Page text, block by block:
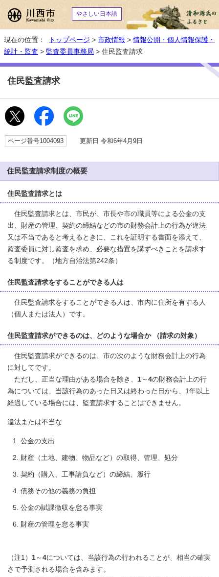
やさしい日本語
現在の位置： トップページ > 市政情報 >情報公開・個人情報保護・
統計・監査 > 監査委員事務局 > 住民監査請求
住民監査請求
ページ番号1004093 更新日 令和6年4月9日
住民監査請求制度の概要
住民監査請求とは
住民監査請求とは、市民が、市長や市の職員等による公金の支
出、財産の管理、契約の締結などの市の財務会計上の行為が違法
又は不当であると考えるときに、これを証明する書面を添えて、
監査委員に対し監査を求め、必要な措置を講ずべきことを請求す
る制度です。（地方自治法第242条）
住民監査請求をすることができる人は
住民監査請求をすることができる人は、市内に住所を有する人
（個人または法人）です。
住民監査請求ができるのは、どのような場合か （請求の対象）
住民監査請求ができるのは、市の次のような財務会計上の行為
に対してです。
ただし、正当な理由がある場合を除き、 1 ～ 4の財務会計上の行
為については、当該行為のあった日又は終わった日から、1年以上
経過している場合には、監査請求することはできません。
違法または不当な
公金の支出
財産（土地、建物、物品など）の取得、管理、処分
契約（購入、工事請負など）の締結、履行
債務その他の義務の負担
公金の賦課徴収を怠る事実
財産の管理を怠る事実
（注1） 1 ～ 4については、当該行為の行われることが、相当の確実
さで予測される場合を含みます。